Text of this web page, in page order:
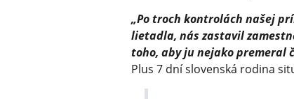
„Po troch kontrolách našej
lietadla, nás zastavil
toho, aby ju nejako premeral
Plus 7 dní slovenská rodina